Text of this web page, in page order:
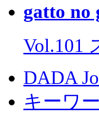
gatto no
Vol.101
DADA
キーワ